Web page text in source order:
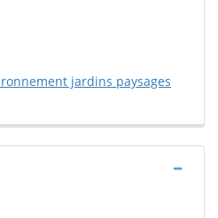
jardins paysages